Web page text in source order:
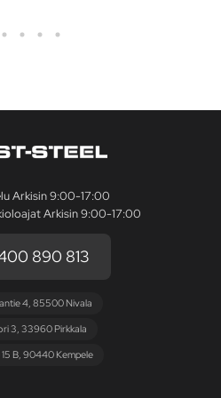
Arkisin 9:00-17:00
Arkisin 9:00-17:00
890 813
4, 85500 Nivala
3, 33960 Pirkkala
B, 90440 Kempele